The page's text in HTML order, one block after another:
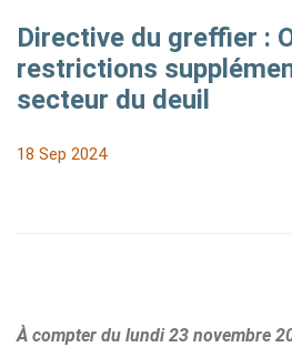
Directive du greffier :
restrictions
secteur du deuil
18 Sep 2024
À compter du lundi 23 novembre